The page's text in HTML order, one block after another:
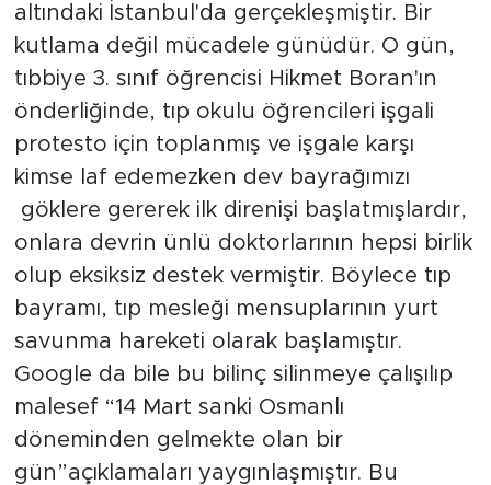
altındaki İstanbul'da gerçekleşmiştir. Bir
kutlama değil mücadele günüdür. O gün,
tıbbiye 3. sınıf öğrencisi Hikmet Boran'ın
önderliğinde, tıp okulu öğrencileri işgali
protesto için toplanmış ve işgale karşı
kimse laf edemezken dev bayrağımızı
göklere gererek ilk direnişi başlatmışlardır,
onlara devrin ünlü doktorlarının hepsi birlik
olup eksiksiz destek vermiştir. Böylece tıp
bayramı, tıp mesleği mensuplarının yurt
savunma hareketi olarak başlamıştır.
Google da bile bu bilinç silinmeye çalışılıp
malesef “14 Mart sanki Osmanlı
döneminden gelmekte olan bir
gün”açıklamaları yaygınlaşmıştır. Bu